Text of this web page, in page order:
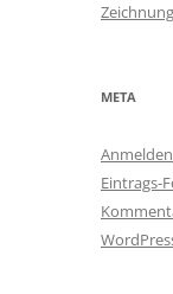
META
Anmelden
Eintrags-